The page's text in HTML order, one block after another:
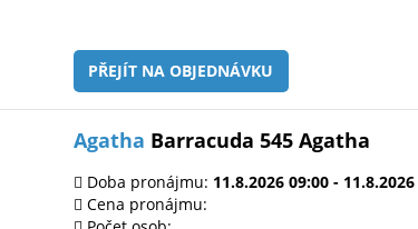
PŘEJÍT NA OBJEDNÁVKU
Agatha Barracuda 545 Agatha
Doba pronájmu: 11.8.2026 09:00 -
Cena pronájmu: